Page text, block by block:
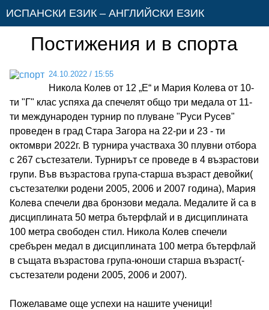
ИСПАНСКИ ЕЗИК – АНГЛИЙСКИ ЕЗИК
АНГЛИЙСКИ ЕЗИК – ИСПАНСКИ ЕЗИК
АНГЛИЙСКИ ЕЗИК – НЕМСКИ ЕЗИК
АНГЛИЙСКИ ЕЗИК – ГРЪЦКИ ЕЗИК
НЕМСКИ ЕЗИК – АНГЛИЙСКИ ЕЗИК
През учебната 2026/2027 година ПГПЗЕ „Захарий
Стоянов“ ще приеме ученици в следните
паралелки с профил „Чужди езици“::
Постижения и в спорта
24.10.2022/ 15:55
Никола Колев от 12 „Е“ и Мария Колева от 10-
ти "Г" клас успяха да спечелят общо три медала от 11-
ти международен турнир по плуване "Руси Русев"
проведен в град Стара Загора на 22-ри и 23 - ти
октомври 2022г. В турнира участваха 30 плувни отбора
с 267 състезатели. Турнирът се проведе в 4 възрастови
групи. Във възрастова група-старша възраст девойки(
състезателки родени 2005, 2006 и 2007 година), Мария
Колева спечели два бронзови медала. Медалите й са в
дисциплината 50 метра бътерфлай и в дисциплината
100 метра свободен стил. Никола Колев спечели
сребърен медал в дисциплината 100 метра бътерфлай
в същата възрастова група-юноши старша възраст(-
състезатели родени 2005, 2006 и 2007).
Пожелаваме още успехи на нашите ученици!